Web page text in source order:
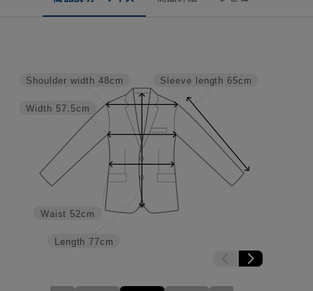
Sleeve length 65cm
Length 77cm
Waist 52cm
Width 57.5cm
Shoulder width 48cm